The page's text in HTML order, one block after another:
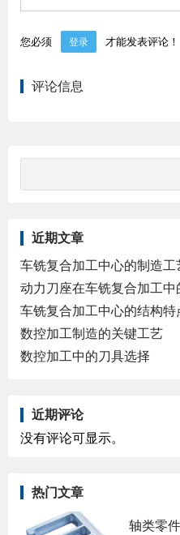
您必须 登录 才能发表评论！
评论信息
近期文章
车铣复合加工中心的制造工
动力刀座在车铣复合加工中
车铣复合加工中心的结构特
数控加工制造的关键工艺
数控加工中的刀具选择
近期评论
没有评论可显示。
热门文章
轴类零